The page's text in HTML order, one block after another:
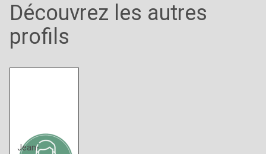
Découvrez les autres
profils
Jean-